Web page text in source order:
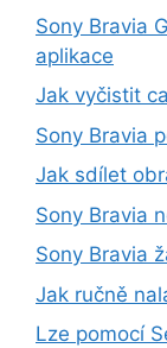
Sony Bravia
aplikace
Jak vyčistit
Sony Bravia
Jak sdílet
Sony Bravia
Sony Bravia
Jak ručně
Lze pomocí